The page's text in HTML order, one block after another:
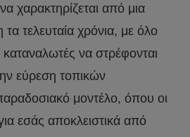
χαρακτηρίζεται από μια
τελευταία χρόνια, με όλο
να στρέφονται
εύρεση τοπικών
μοντέλο, όπου οι
εσάς αποκλειστικά από